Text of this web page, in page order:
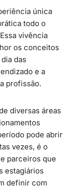
única
todo o
vivência
os conceitos
das
e a
profissão.
diversas áreas
pode abrir
vezes, é o
parceiros que
estagiários
definir com